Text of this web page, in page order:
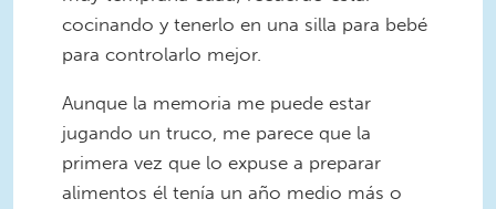
cocinando y tenerlo en una silla para bebé
para controlarlo mejor.
Aunque la memoria me puede estar
jugando un truco, me parece que la
primera vez que lo expuse a preparar
alimentos él tenía un año medio más o